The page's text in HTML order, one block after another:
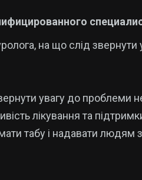
на що слід звернути
увагу до проблеми
лікування та
табу і надавати людям